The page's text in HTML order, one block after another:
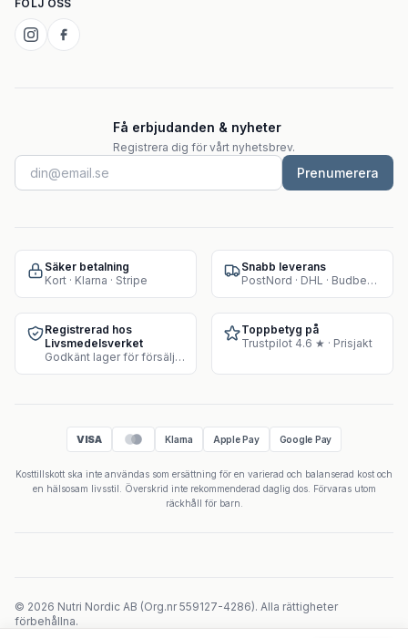
FÖLJ OSS
Få erbjudanden & nyheter
Registrera dig för vårt nyhetsbrev.
Prenumerera
Säker betalning
Kort · Klarna · Stripe
Snabb leverans
PostNord · DHL · Budbee · Instabox
Registrerad hos
Livsmedelsverket
Godkänt lager för försäljning av kosttillskott
Toppbetyg på
Trustpilot 4.6 ★ · Prisjakt
VISA Klarna Apple Pay Google Pay
Kosttillskott ska inte användas som ersättning för en varierad och balanserad kost och
en hälsosam livsstil. Överskrid inte rekommenderad daglig dos. Förvaras utom
räckhåll för barn.
© 2026 Nutri Nordic AB (Org.nr 559127-4286). Alla rättigheter
förbehållna.